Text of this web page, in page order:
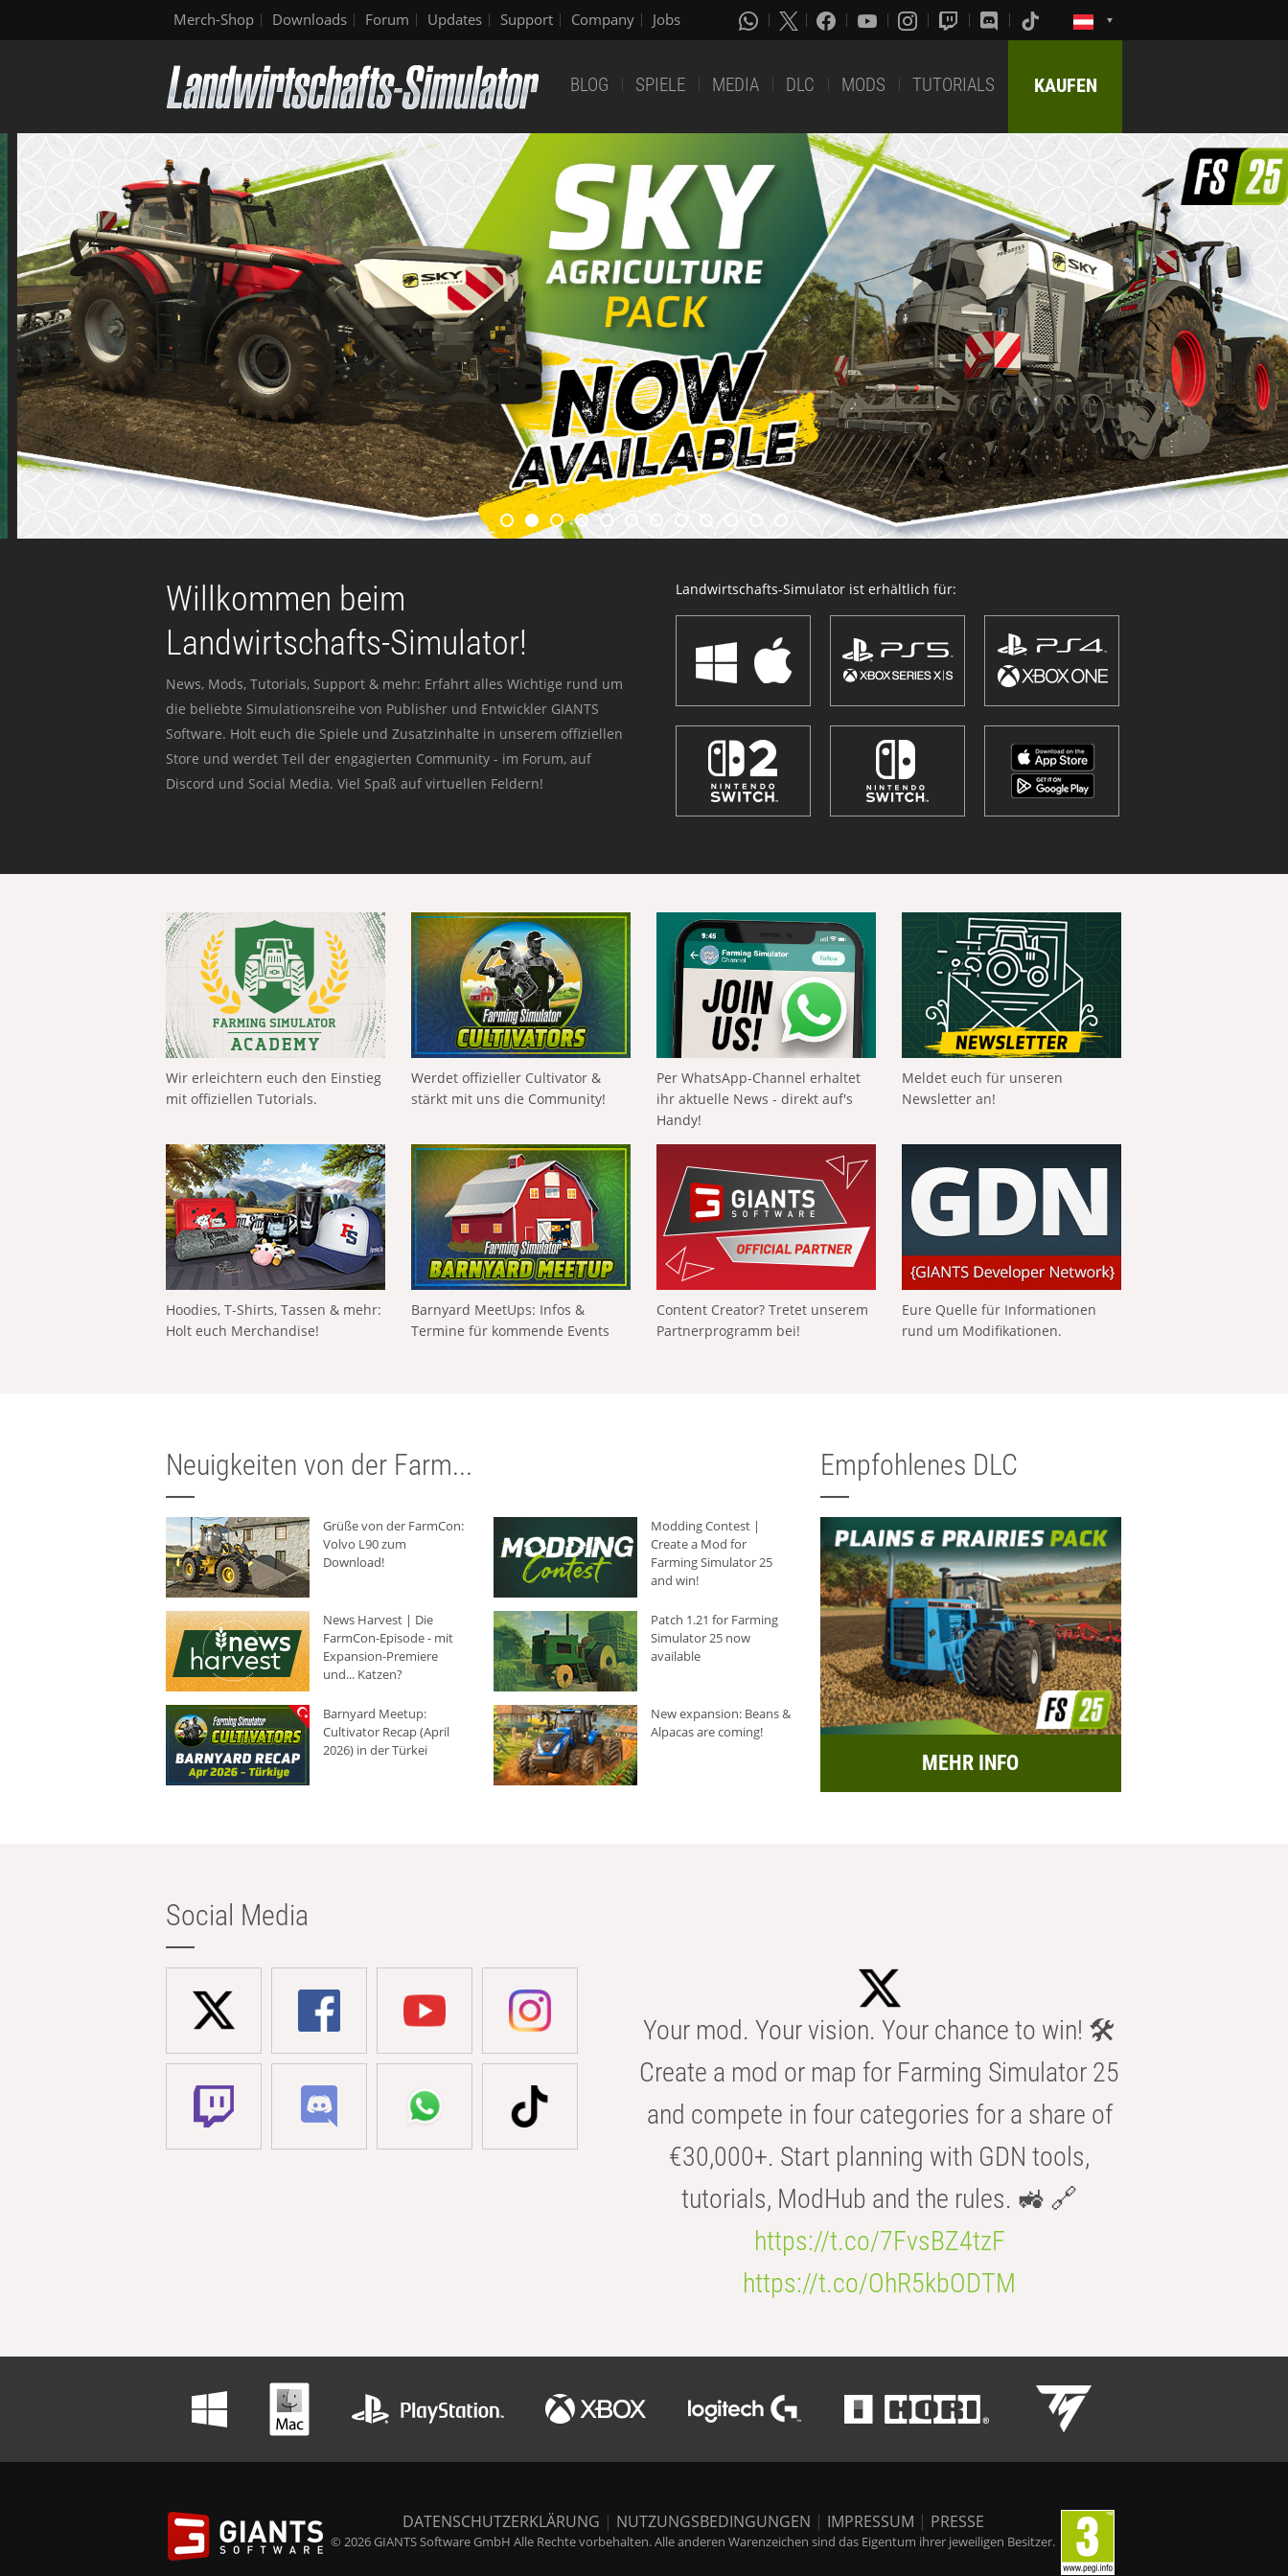
Merch-Shop Downloads Forum Updates Support Company Jobs
BLOG SPIELE MEDIA DLC MODS TUTORIALS KAUFEN
Willkommen beim
Landwirtschafts-Simulator!
News, Mods, Tutorials, Support & mehr: Erfahrt alles Wichtige rund um
die beliebte Simulationsreihe von Publisher und Entwickler GIANTS
Software. Holt euch die Spiele und Zusatzinhalte in unserem offiziellen
Store und werdet Teil der engagierten Community - im Forum, auf
Discord und Social Media. Viel Spaß auf virtuellen Feldern!
Landwirtschafts-Simulator ist erhältlich für:
Wir erleichtern euch den Einstieg
mit offiziellen Tutorials.
Werdet offizieller Cultivator &
stärkt mit uns die Community!
Per WhatsApp-Channel erhaltet
ihr aktuelle News - direkt auf's
Handy!
Meldet euch für unseren
Newsletter an!
Hoodies, T-Shirts, Tassen & mehr:
Holt euch Merchandise!
Barnyard MeetUps: Infos &
Termine für kommende Events
Content Creator? Tretet unserem
Partnerprogramm bei!
Eure Quelle für Informationen
rund um Modifikationen.
Neuigkeiten von der Farm...
Grüße von der FarmCon:
Volvo L90 zum
Download!
Modding Contest |
Create a Mod for
Farming Simulator 25
and win!
News Harvest | Die
FarmCon-Episode - mit
Expansion-Premiere
und... Katzen?
Patch 1.21 for Farming
Simulator 25 now
available
Barnyard Meetup:
Cultivator Recap (April
2026) in der Türkei
New expansion: Beans &
Alpacas are coming!
Empfohlenes DLC
MEHR INFO
Social Media
Your mod. Your vision. Your chance to win! 🛠️
Create a mod or map for Farming Simulator 25
and compete in four categories for a share of
€30,000+. Start planning with GDN tools,
tutorials, ModHub and the rules. 🚜 🔗
https://t.co/7FvsBZ4tzF
https://t.co/OhR5kbODTM
DATENSCHUTZERKLÄRUNG | NUTZUNGSBEDINGUNGEN | IMPRESSUM | PRESSE
© 2026 GIANTS Software GmbH Alle Rechte vorbehalten. Alle anderen Warenzeichen sind das Eigentum ihrer jeweiligen Besitzer.